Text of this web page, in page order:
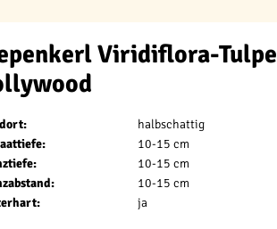
Viridiflora-Tulpe
halbschattig
10-15 cm
10-15 cm
10-15 cm
ja